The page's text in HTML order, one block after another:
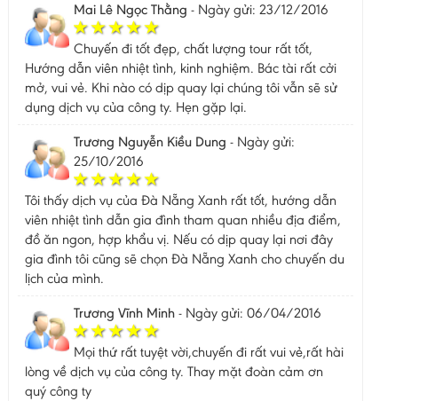
Mai Lê Ngọc Thằng - Ngày gửi: 23/12/2016
Chuyến đi tốt đẹp, chất lượng tour rất tốt,
Hướng dẫn viên nhiệt tình, kinh nghiệm. Bác tài rất cởi
mở, vui vẻ. Khi nào có dịp quay lại chúng tôi vẫn sẽ sử
dụng dịch vụ của công ty. Hẹn gặp lại.
Trương Nguyễn Kiều Dung - Ngày gửi:
25/10/2016
Tôi thấy dịch vụ của Đà Nẵng Xanh rất tốt, hướng dẫn
viên nhiệt tình dẫn gia đình tham quan nhiều địa điểm,
đồ ăn ngon, hợp khẩu vị. Nếu có dịp quay lại nơi đây
gia đình tôi cũng sẽ chọn Đà Nẵng Xanh cho chuyến du
lịch của mình.
Trương Vĩnh Minh - Ngày gửi: 06/04/2016
Mọi thứ rất tuyệt vời,chuyến đi rất vui vẻ,rất hài
lòng về dịch vụ của công ty. Thay mặt đoàn cảm ơn
quý công ty